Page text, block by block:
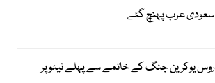
سعودی عرب پہنچ گئے
روس یوکرین جنگ کے خاتمے سے پہلے نیٹو پر